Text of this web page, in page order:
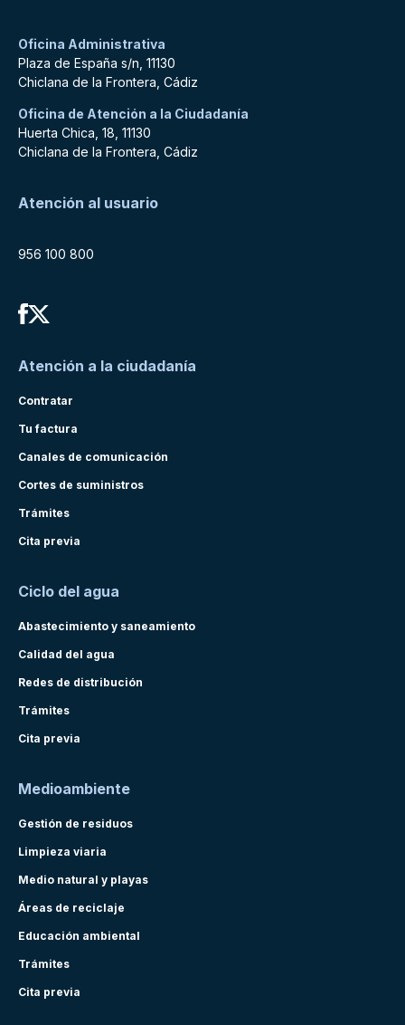
Oficina Administrativa
Plaza de España s/n, 11130
Chiclana de la Frontera, Cádiz
Oficina de Atención a la Ciudadanía
Huerta Chica, 18, 11130
Chiclana de la Frontera, Cádiz
Atención al usuario
956 100 800
Atención a la ciudadanía
Contratar
Tu factura
Canales de comunicación
Cortes de suministros
Trámites
Cita previa
Ciclo del agua
Abastecimiento y saneamiento
Calidad del agua
Redes de distribución
Trámites
Cita previa
Medioambiente
Gestión de residuos
Limpieza viaria
Medio natural y playas
Áreas de reciclaje
Educación ambiental
Trámites
Cita previa